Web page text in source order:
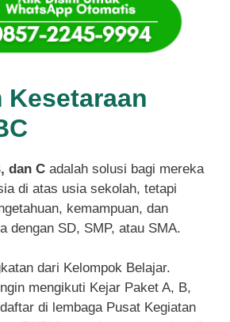
Kesetaraan
dan C adalah solusi bagi mereka
di atas usia sekolah, tetapi
kemampuan, dan
dengan SD, SMP, atau SMA.
dari Kelompok Belajar.
mengikuti Kejar Paket A, B,
di lembaga Pusat Kegiatan